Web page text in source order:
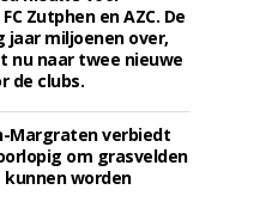
Zutphen en AZC. De
miljoenen over,
nu naar twee nieuwe
de clubs.
Margraten verbiedt
om grasvelden
worden